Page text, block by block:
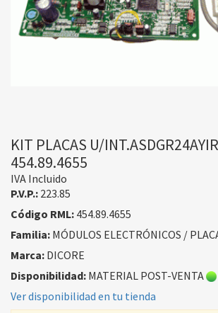
KIT PLACAS U/
454.89.4655
IVA Incluido
P.V.P.: 223.85
Código RML: 454.89.4655
Familia: MÓDULOS ELECTRÓNICOS /
Marca: DICORE
Disponibilidad: MATERIAL POST-VENTA
Ver disponibilidad en tu tienda